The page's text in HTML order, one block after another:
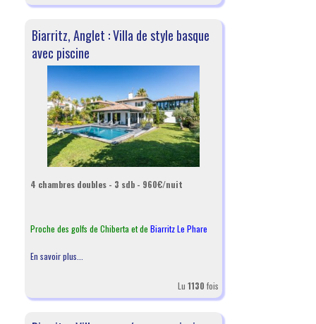
Biarritz, Anglet : Villa de style basque
avec piscine
4 chambres doubles - 3 sdb - 960€/nuit
Proche des golfs de Chiberta et de Biarritz Le Phare
En savoir plus...
Lu 1130 fois